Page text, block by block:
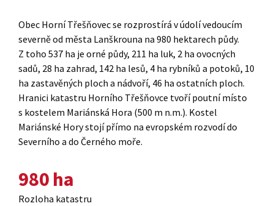
Obec Horní Třešňovec se rozprostírá v údolí vedoucím
severně od města Lanškrouna na 980 hektarech půdy.
Z toho 537 ha je orné půdy, 211 ha luk, 2 ha ovocných
sadů, 28 ha zahrad, 142 ha lesů, 4 ha rybníků a potoků, 10
ha zastavěných ploch a nádvoří, 46 ha ostatních ploch.
Hranici katastru Horního Třešňovce tvoří poutní místo
s kostelem Mariánská Hora (500 m n.m.). Kostel
Mariánské Hory stojí přímo na evropském rozvodí do
Severního a do Černého moře.
980 ha
Rozloha katastru